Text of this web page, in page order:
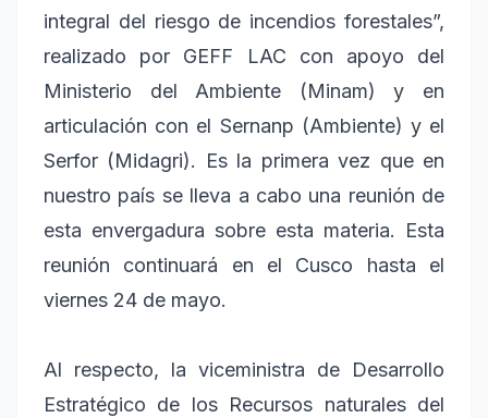
integral del riesgo de incendios forestales”,
realizado por GEFF LAC con apoyo del
Ministerio del Ambiente (Minam) y en
articulación con el Sernanp (Ambiente) y el
Serfor (Midagri). Es la primera vez que en
nuestro país se lleva a cabo una reunión de
esta envergadura sobre esta materia. Esta
reunión continuará en el Cusco hasta el
viernes 24 de mayo.
Al respecto, la viceministra de Desarrollo
Estratégico de los Recursos naturales del